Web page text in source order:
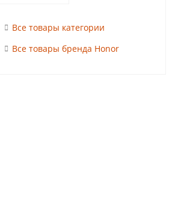
Все товары категории
Все товары бренда Honor